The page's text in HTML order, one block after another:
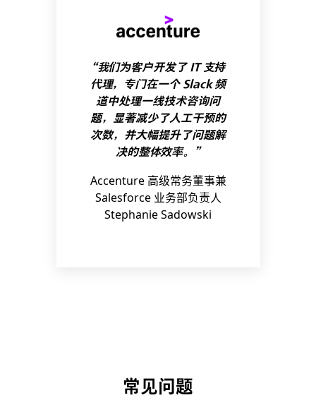
“我们为客户开发了 IT 支持
代理，专门在一个 Slack 频
道中处理一线技术咨询问
题，显著减少了人工干预的
次数，并大幅提升了问题解
决的整体效率。”
Accenture 高级常务董事兼
Salesforce 业务部负责人
Stephanie Sadowski
常见问题